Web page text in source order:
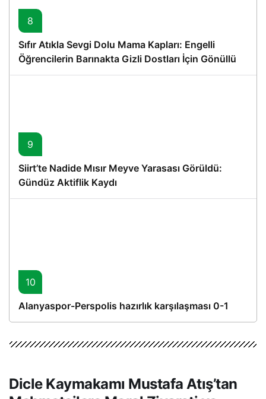
8
Sıfır Atıkla Sevgi Dolu Mama Kapları: Engelli
Öğrencilerin Barınakta Gizli Dostları İçin Gönüllü
Proje
9
Siirt’te Nadide Mısır Meyve Yarasası Görüldü:
Gündüz Aktiflik Kaydı
10
Alanyaspor-Perspolis hazırlık karşılaşması 0-1
Dicle Kaymakamı Mustafa Atış’tan